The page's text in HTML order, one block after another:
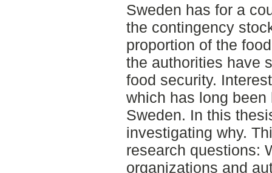
Sweden has for a
the contingency
proportion of the
the authorities have
food security.
which has long
Sweden. In this
investigating why.
research questions:
organizations and